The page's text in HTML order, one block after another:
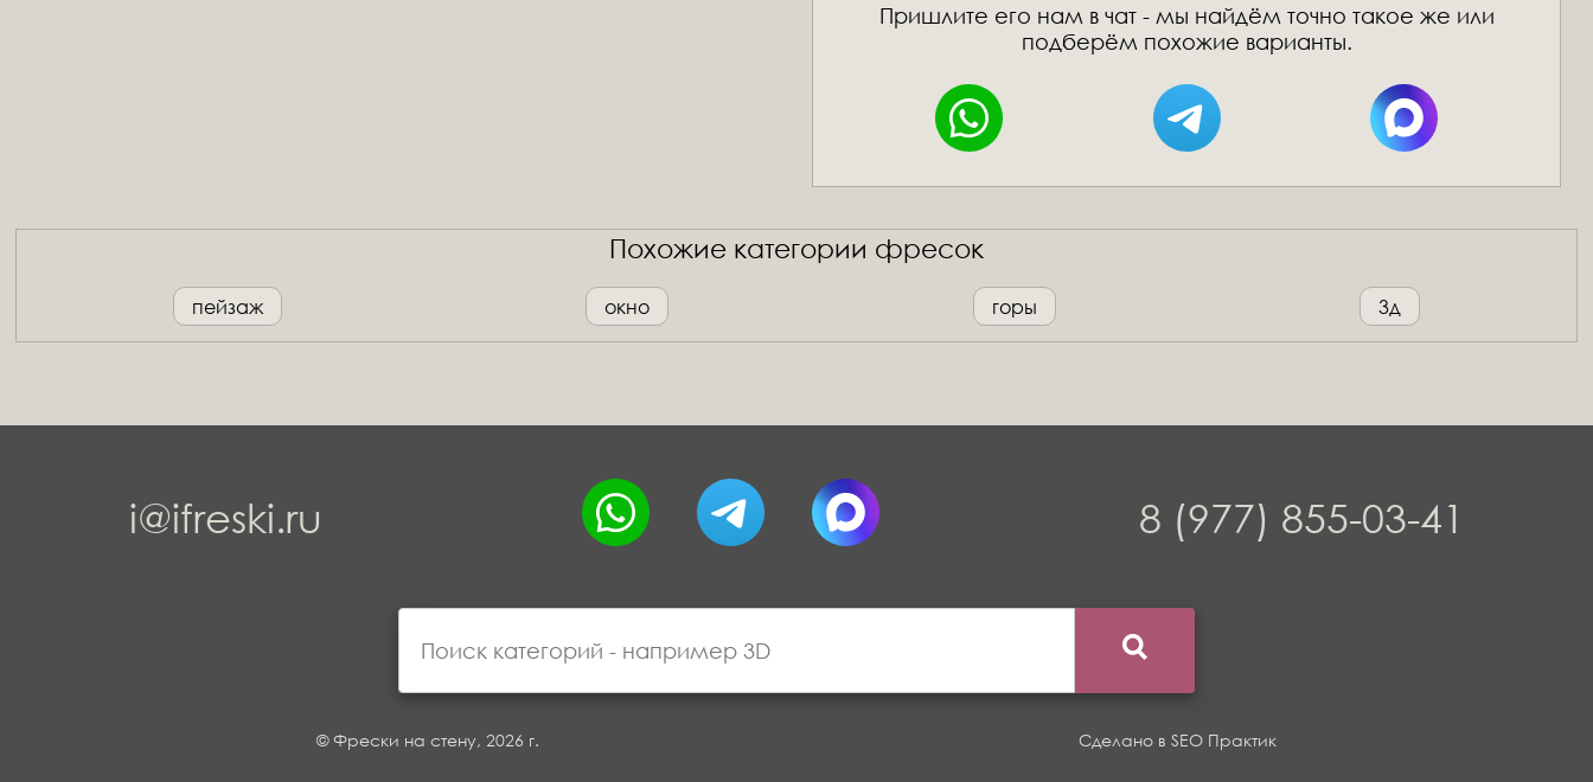
Пришлите его нам в чат - мы найдём точно такое же или
подберём похожие варианты.
Похожие категории фресок
пейзаж окно горы 3д
i@ifreski.ru 8 (977) 855-03-41
© Фрески на стену, 2026 г. Сделано в SEO Практик